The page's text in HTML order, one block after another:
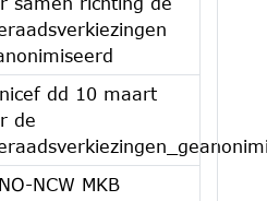
dd 10 maart
de
NCW MKB